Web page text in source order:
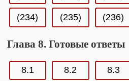
(234) (235) (236)
Глава 8. Готовые ответы
8.1 8.2 8.3